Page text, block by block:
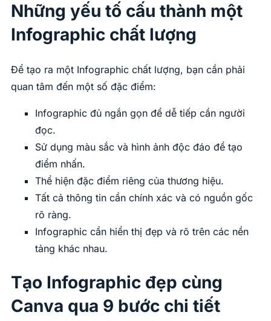
Những yếu tố cấu thành một
Infographic chất lượng
Để tạo ra một Infographic chất lượng, bạn cần phải
quan tâm đến một số đặc điểm:
Infographic đủ ngắn gọn để dễ tiếp cần người
đọc.
Sử dụng màu sắc và hình ảnh độc đáo để tạo
điểm nhấn.
Thể hiện đặc điểm riêng của thương hiệu.
Tất cả thông tin cần chính xác và có nguồn gốc
rõ ràng.
Infographic cần hiển thị đẹp và rõ trên các nền
tảng khác nhau.
Tạo Infographic đẹp cùng
Canva qua 9 bước chi tiết